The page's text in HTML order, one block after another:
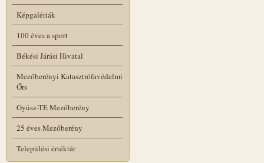
Képgalériák
100 éves a sport
Békési Járási Hivatal
Mezőberényi Katasztrófavédelmi
Őrs
Gyüsz-TE Mezőberény
25 éves Mezőberény
Települési értéktár